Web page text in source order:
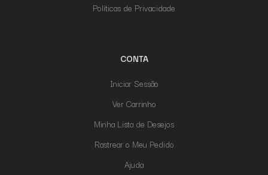
Políticas de Privacidade
CONTA
Iniciar Sessão
Ver Carrinho
Minha Lista de Desejos
Rastrear o Meu Pedido
Ajuda